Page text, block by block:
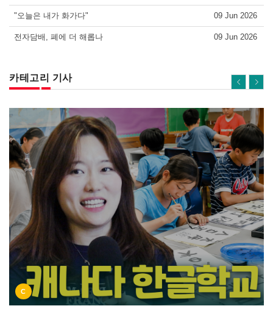
"오늘은 내가 화가다" 09 Jun 2026
전자담배, 폐에 더 해롭나 09 Jun 2026
카테고리 기사
C